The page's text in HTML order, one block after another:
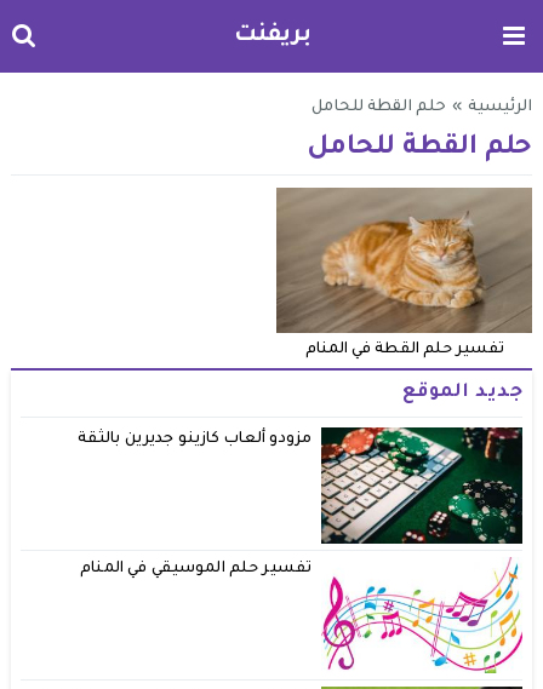
بريفنت
الرئيسية » حلم القطة للحامل
حلم القطة للحامل
تفسير حلم القطة في المنام
جديد الموقع
مزودو ألعاب كازينو جديرين بالثقة
تفسير حلم الموسيقي في المنام